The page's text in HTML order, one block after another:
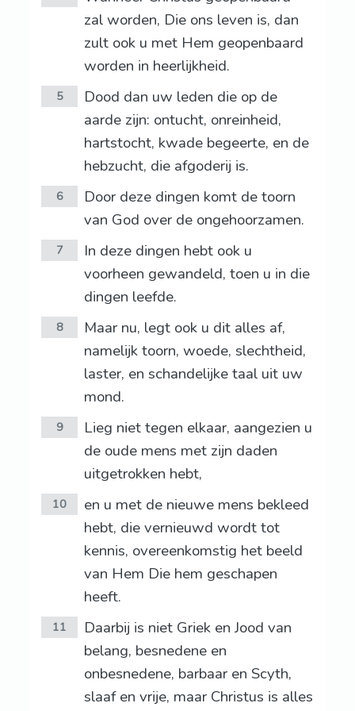
zal worden, Die ons leven is, dan
zult ook u met Hem geopenbaard
worden in heerlijkheid.
5
Dood dan uw leden die op de
aarde zijn: ontucht, onreinheid,
hartstocht, kwade begeerte, en de
hebzucht, die afgoderij is.
6
Door deze dingen komt de toorn
van God over de ongehoorzamen.
7
In deze dingen hebt ook u
voorheen gewandeld, toen u in die
dingen leefde.
8
Maar nu, legt ook u dit alles af,
namelijk toorn, woede, slechtheid,
laster, en schandelijke taal uit uw
mond.
9
Lieg niet tegen elkaar, aangezien u
de oude mens met zijn daden
uitgetrokken hebt,
10
en u met de nieuwe mens bekleed
hebt, die vernieuwd wordt tot
kennis, overeenkomstig het beeld
van Hem Die hem geschapen
heeft.
11
Daarbij is niet Griek en Jood van
belang, besnedene en
onbesnedene, barbaar en Scyth,
slaaf en vrije, maar Christus is alles